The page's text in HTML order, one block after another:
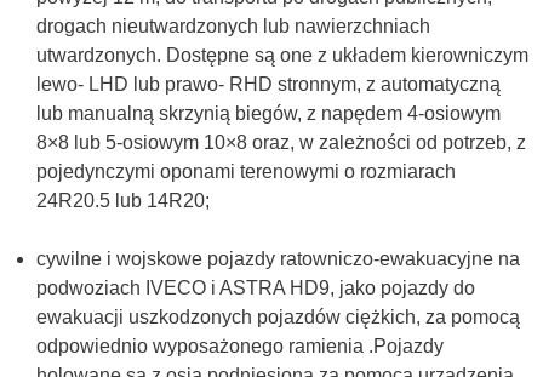
drogach nieutwardzonych lub nawierzchniach
utwardzonych. Dostępne są one z układem kierowniczym
lewo- LHD lub prawo- RHD stronnym, z automatyczną
lub manualną skrzynią biegów, z napędem 4-osiowym
8×8 lub 5-osiowym 10×8 oraz, w zależności od potrzeb, z
pojedynczymi oponami terenowymi o rozmiarach
24R20.5 lub 14R20;
cywilne i wojskowe pojazdy ratowniczo-ewakuacyjne na
podwoziach IVECO i ASTRA HD9, jako pojazdy do
ewakuacji uszkodzonych pojazdów ciężkich, za pomocą
odpowiednio wyposażonego ramienia .Pojazdy